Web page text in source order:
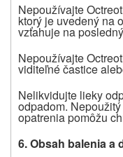
Nepoužívajte
ktorý je uvedený na
vzťahuje na
Nepoužívajte
viditeľné častice
Nelikvidujte lieky
odpadom.
opatrenia pomôžu
6.Obsah balenia a